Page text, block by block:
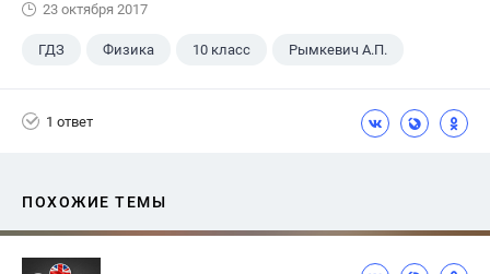
23 октября 2017
ГДЗ Физика 10 класс Рымкевич А.П.
1 ответ
ПОХОЖИЕ ТЕМЫ